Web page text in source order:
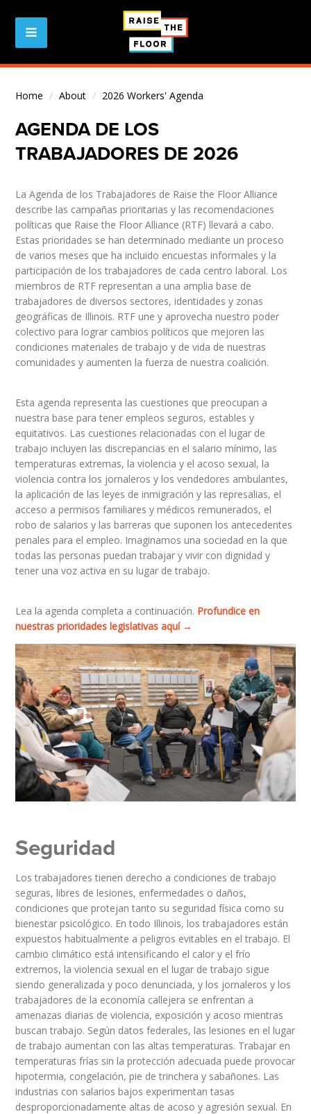
Home / About / 2026 Workers' Agenda
AGENDA DE LOS
TRABAJADORES DE 2026
La Agenda de los Trabajadores de Raise the Floor Alliance
describe las campañas prioritarias y las recomendaciones
políticas que Raise the Floor Alliance (RTF) llevará a cabo.
Estas prioridades se han determinado mediante un proceso
de varios meses que ha incluido encuestas informales y la
participación de los trabajadores de cada centro laboral. Los
miembros de RTF representan a una amplia base de
trabajadores de diversos sectores, identidades y zonas
geográficas de Illinois. RTF une y aprovecha nuestro poder
colectivo para lograr cambios políticos que mejoren las
condiciones materiales de trabajo y de vida de nuestras
comunidades y aumenten la fuerza de nuestra coalición.
Esta agenda representa las cuestiones que preocupan a
nuestra base para tener empleos seguros, estables y
equitativos. Las cuestiones relacionadas con el lugar de
trabajo incluyen las discrepancias en el salario mínimo, las
temperaturas extremas, la violencia y el acoso sexual, la
violencia contra los jornaleros y los vendedores ambulantes,
la aplicación de las leyes de inmigración y las represalias, el
acceso a permisos familiares y médicos remunerados, el
robo de salarios y las barreras que suponen los antecedentes
penales para el empleo. Imaginamos una sociedad en la que
todas las personas puedan trabajar y vivir con dignidad y
tener una voz activa en su lugar de trabajo.
Lea la agenda completa a continuación. Profundice en
nuestras prioridades legislativas aquí →
Seguridad
Los trabajadores tienen derecho a condiciones de trabajo
seguras, libres de lesiones, enfermedades o daños,
condiciones que protejan tanto su seguridad física como su
bienestar psicológico. En todo Illinois, los trabajadores están
expuestos habitualmente a peligros evitables en el trabajo. El
cambio climático está intensificando el calor y el frío
extremos, la violencia sexual en el lugar de trabajo sigue
siendo generalizada y poco denunciada, y los jornaleros y los
trabajadores de la economía callejera se enfrentan a
amenazas diarias de violencia, exposición y acoso mientras
buscan trabajo. Según datos federales, las lesiones en el lugar
de trabajo aumentan con las altas temperaturas. Trabajar en
temperaturas frías sin la protección adecuada puede provocar
hipotermia, congelación, pie de trinchera y sabañones. Las
industrias con salarios bajos experimentan tasas
desproporcionadamente altas de acoso y agresión sexual. En